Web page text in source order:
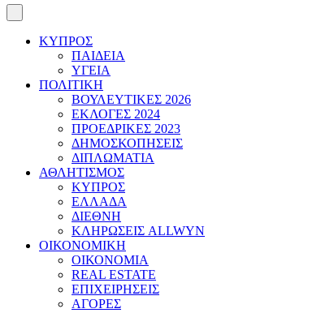
ΚΥΠΡΟΣ
ΠΑΙΔΕΙΑ
ΥΓΕΙΑ
ΠΟΛΙΤΙΚΗ
ΒΟΥΛΕΥΤΙΚΕΣ 2026
ΕΚΛΟΓΕΣ 2024
ΠΡΟΕΔΡΙΚΕΣ 2023
ΔΗΜΟΣΚΟΠΗΣΕΙΣ
ΔΙΠΛΩΜΑΤΙΑ
ΑΘΛΗΤΙΣΜΟΣ
ΚΥΠΡΟΣ
ΕΛΛΑΔΑ
ΔΙΕΘΝΗ
ΚΛΗΡΩΣΕΙΣ ALLWYN
ΟΙΚΟΝΟΜΙΚΗ
ΟΙΚΟΝΟΜΙΑ
REAL ESTATE
ΕΠΙΧΕΙΡΗΣΕΙΣ
ΑΓΟΡΕΣ